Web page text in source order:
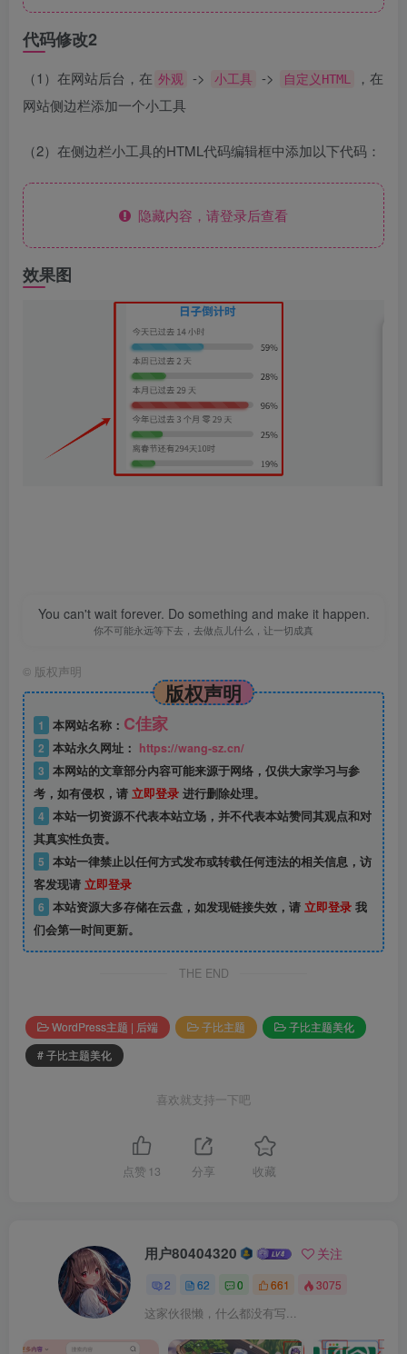
代码修改2
（1）在网站后台，在 外观 -> 小工具 -> 自定义HTML
，在
网站侧边栏添加一个小工具
（2）在侧边栏小工具的HTML代码编辑框中添加以下代码：
隐藏内容，请登录后查看
效果图
You can't wait forever. Do something and make it happen.
你不可能永远等下去，去做点儿什么，让一切成真
© 版权声明
版权声明
1 本网站名称： C佳家
2 本站永久网址： https://wang-sz.cn/
3 本网站的文章部分内容可能来源于网络，仅供大家学习与参
考，如有侵权，请 立即登录 进行删除处理。
4 本站一切资源不代表本站立场，并不代表本站赞同其观点和对
其真实性负责。
5 本站一律禁止以任何方式发布或转载任何违法的相关信息，访
客发现请 立即登录
6 本站资源大多存储在云盘，如发现链接失效，请 立即登录 我
们会第一时间更新。
THE END
WordPress主题 | 后端 子比主题
子比主题美化
# 子比主题美化
喜欢就支持一下吧
点赞 13 分享 收藏
用户80404320 关注
2 62 0 661 3075
这家伙很懒，什么都没有写...